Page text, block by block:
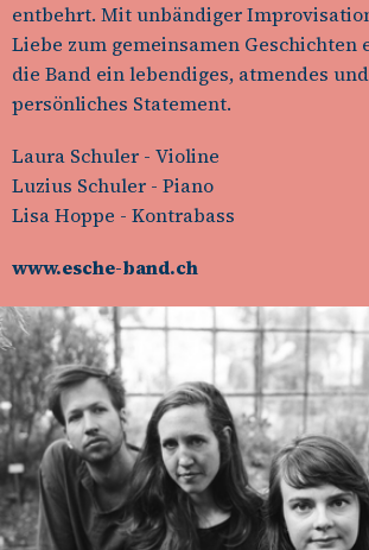
entbehrt. Mit unbändiger
Liebe zum gemeinsamen
die Band ein lebendiges, atmendes
persönliches Statement.
Laura Schuler - Violine
Luzius Schuler - Piano
Lisa Hoppe - Kontrabass
www.esche-band.ch